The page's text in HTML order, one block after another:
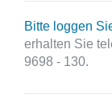
Bitte loggen
erhalten Sie
9698 - 130.